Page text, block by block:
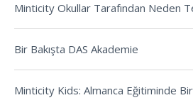
Minticity Okullar Tarafından Neden
Bir Bakışta DAS Akademie
Minticity Kids: Almanca Eğitiminde